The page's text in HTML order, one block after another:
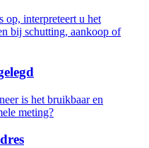
op, interpreteert u het
bij schutting, aankoop of
is het bruikbaar en
meting?